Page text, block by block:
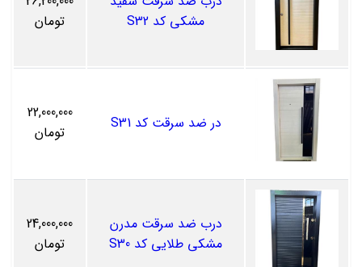
مشکی کد S32
تومان
در ضد سرقت کد S31
22,000,000
تومان
درب ضد سرقت مدرن
مشکی طلایی کد S30
24,000,000
تومان